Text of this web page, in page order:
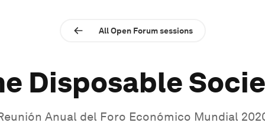
All Open Forum sessions
Disposable
Anual del Foro Económico Mundial